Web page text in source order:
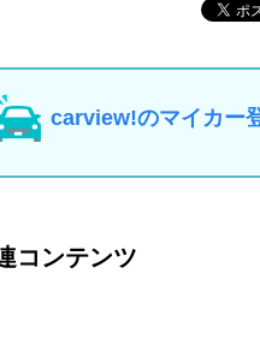
carview!のマイカー
コンテンツ